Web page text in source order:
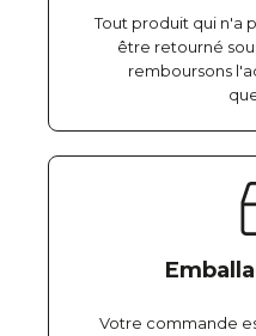
Tout produit qui n'a
être retourné
remboursons
Votre commande